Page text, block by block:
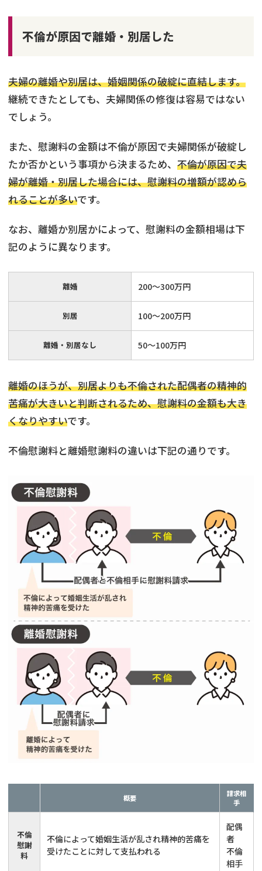
不倫が原因で離婚・別居した
夫婦の離婚や別居は、婚姻関係の破綻に直結します。
継続できたとしても、夫婦関係の修復は容易ではない
でしょう。
また、慰謝料の金額は不倫が原因で夫婦関係が破綻し
たか否かという事項から決まるため、 不倫が原因で夫
婦が離婚・別居した場合には、慰謝料の増額が認めら
れることが多いです。
なお、離婚か別居かによって、慰謝料の金額相場は下
記のように異なります。
離婚 200〜300万円
別居 100～200万円
離婚・別居なし 50～100万円
離婚のほうが、別居よりも不倫された配偶者の精神的
苦痛が大きいと判断されるため、慰謝料の金額も大き
くなりやすいです。
不倫慰謝料と離婚慰謝料の違いは下記の通りです。
概要
請求相
手
不倫
慰謝
料
不倫によって婚姻生活が乱され精神的苦痛を
受けたことに対して支払われる
配偶
者
不倫
相手